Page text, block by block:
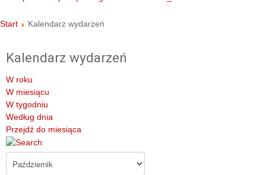
Start Kalendarz wydarzeń
Kalendarz wydarzeń
W roku
W miesiącu
W tygodniu
Według dnia
Przejdź do miesiąca